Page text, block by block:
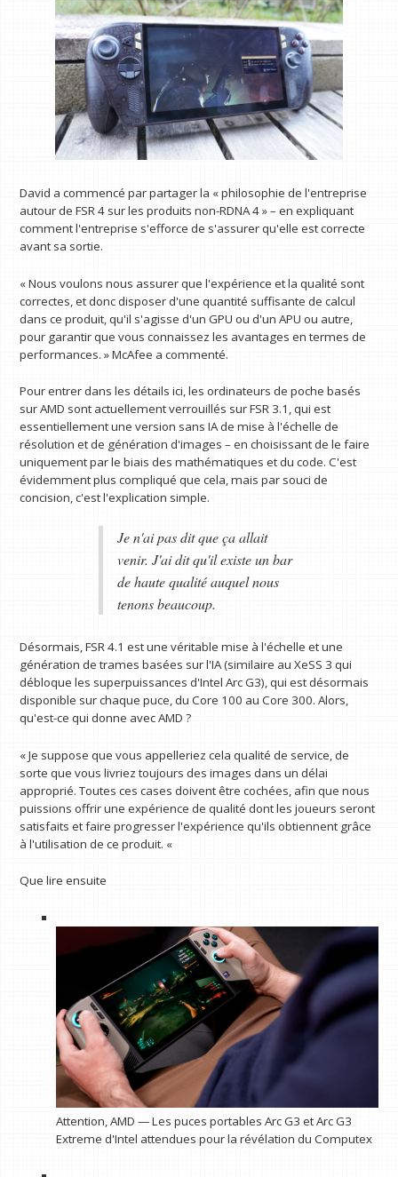
David a commencé par partager la « philosophie de l'entreprise
autour de FSR 4 sur les produits non-RDNA 4 » – en expliquant
comment l'entreprise s'efforce de s'assurer qu'elle est correcte
avant sa sortie.
« Nous voulons nous assurer que l'expérience et la qualité sont
correctes, et donc disposer d'une quantité suffisante de calcul
dans ce produit, qu'il s'agisse d'un GPU ou d'un APU ou autre,
pour garantir que vous connaissez les avantages en termes de
performances. » McAfee a commenté.
Pour entrer dans les détails ici, les ordinateurs de poche basés
sur AMD sont actuellement verrouillés sur FSR 3.1, qui est
essentiellement une version sans IA de mise à l'échelle de
résolution et de génération d'images – en choisissant de le faire
uniquement par le biais des mathématiques et du code. C'est
évidemment plus compliqué que cela, mais par souci de
concision, c'est l'explication simple.
Je n'ai pas dit que ça allait
venir. J'ai dit qu'il existe un bar
de haute qualité auquel nous
tenons beaucoup.
Désormais, FSR 4.1 est une véritable mise à l'échelle et une
génération de trames basées sur l'IA (similaire au XeSS 3 qui
débloque les superpuissances d'Intel Arc G3), qui est désormais
disponible sur chaque puce, du Core 100 au Core 300. Alors,
qu'est-ce qui donne avec AMD ?
« Je suppose que vous appelleriez cela qualité de service, de
sorte que vous livriez toujours des images dans un délai
approprié. Toutes ces cases doivent être cochées, afin que nous
puissions offrir une expérience de qualité dont les joueurs seront
satisfaits et faire progresser l'expérience qu'ils obtiennent grâce
à l'utilisation de ce produit. «
Que lire ensuite
Attention, AMD — Les puces portables Arc G3 et Arc G3
Extreme d'Intel attendues pour la révélation du Computex